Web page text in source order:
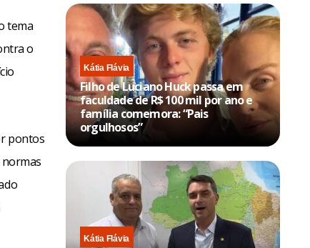
tema
o
pontos
Kátia Flávia
Filho de Luciano Huck passa em
faculdade de R$ 100 mil por ano e
família comemora: “Pais
orgulhosos”
Kátia Flávia